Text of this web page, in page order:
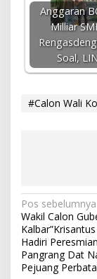
Anggaran
Milliar
Soal,
#Calon Wali
N
a
v
i
Pos sebelumnya
Wakil Calon
Hadiri
Pangrang Dat
Pejuang